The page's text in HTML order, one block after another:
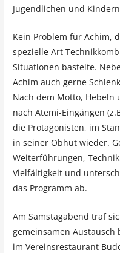
Jugendlichen und
Kein Problem für Achim,
spezielle Art
Situationen bastelte.
Achim auch gerne
Nach dem Motto, Hebeln
nach Atemi-Eingängen
die Protagonisten, im
in seiner Obhut wieder.
Weiterführungen,
Vielfältigkeit und
das Programm ab.
Am Samstagabend traf
gemeinsamen Austausch
im Vereinsrestaurant